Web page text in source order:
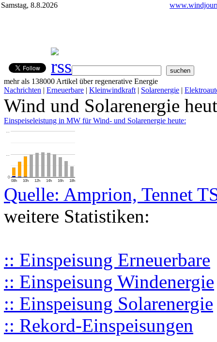
Samstag, 8.8.2026
mehr als 138000 Artikel über regenerative Energie
Nachrichten | Erneuerbare | Kleinwindkraft | Solarenergie |
Wind und Solarenergie
Einspeiseleistung in MW für Wind- und Solarenergie heute:
08h 10h 12h 14h 16h 18h
0
…
…
Quelle: Amprion, Tennet
weitere Statistiken:
:: Einspeisung Erneuerbare
:: Einspeisung Windenergie
:: Einspeisung Solarenergie
:: Rekord-Einspeisungen